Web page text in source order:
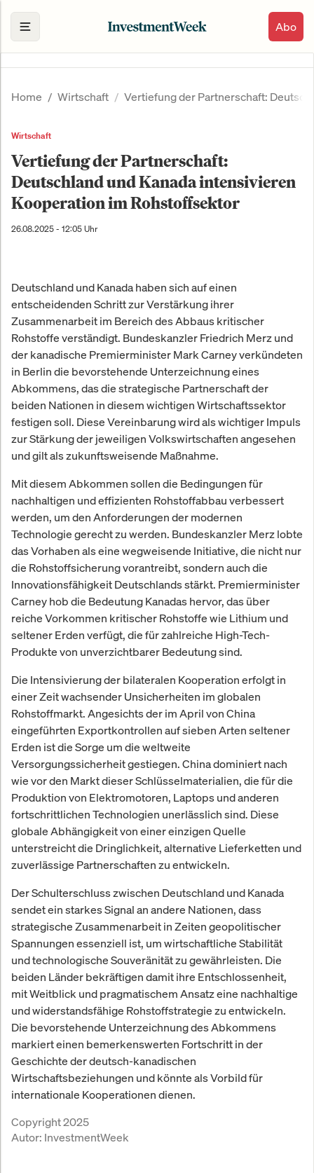
Abo
Home Wirtschaft Vertiefung der Partnerschaft:
Wirtschaft
Vertiefung der Partnerschaft:
Deutschland und Kanada intensivieren
Kooperation im Rohstoffsektor
26.08.2025 - 12:05 Uhr
Deutschland und Kanada haben sich auf einen
entscheidenden Schritt zur Verstärkung ihrer
Zusammenarbeit im Bereich des Abbaus kritischer
Rohstoffe verständigt. Bundeskanzler Friedrich Merz und
der kanadische Premierminister Mark Carney verkündeten
in Berlin die bevorstehende Unterzeichnung eines
Abkommens, das die strategische Partnerschaft der
beiden Nationen in diesem wichtigen Wirtschaftssektor
festigen soll. Diese Vereinbarung wird als wichtiger Impuls
zur Stärkung der jeweiligen Volkswirtschaften angesehen
und gilt als zukunftsweisende Maßnahme.
Mit diesem Abkommen sollen die Bedingungen für
nachhaltigen und effizienten Rohstoffabbau verbessert
werden, um den Anforderungen der modernen
Technologie gerecht zu werden. Bundeskanzler Merz lobte
das Vorhaben als eine wegweisende Initiative, die nicht nur
die Rohstoffsicherung vorantreibt, sondern auch die
Innovationsfähigkeit Deutschlands stärkt. Premierminister
Carney hob die Bedeutung Kanadas hervor, das über
reiche Vorkommen kritischer Rohstoffe wie Lithium und
seltener Erden verfügt, die für zahlreiche High-Tech-
Produkte von unverzichtbarer Bedeutung sind.
Die Intensivierung der bilateralen Kooperation erfolgt in
einer Zeit wachsender Unsicherheiten im globalen
Rohstoffmarkt. Angesichts der im April von China
eingeführten Exportkontrollen auf sieben Arten seltener
Erden ist die Sorge um die weltweite
Versorgungssicherheit gestiegen. China dominiert nach
wie vor den Markt dieser Schlüsselmaterialien, die für die
Produktion von Elektromotoren, Laptops und anderen
fortschrittlichen Technologien unerlässlich sind. Diese
globale Abhängigkeit von einer einzigen Quelle
unterstreicht die Dringlichkeit, alternative Lieferketten und
zuverlässige Partnerschaften zu entwickeln.
Der Schulterschluss zwischen Deutschland und Kanada
sendet ein starkes Signal an andere Nationen, dass
strategische Zusammenarbeit in Zeiten geopolitischer
Spannungen essenziell ist, um wirtschaftliche Stabilität
und technologische Souveränität zu gewährleisten. Die
beiden Länder bekräftigen damit ihre Entschlossenheit,
mit Weitblick und pragmatischem Ansatz eine nachhaltige
und widerstandsfähige Rohstoffstrategie zu entwickeln.
Die bevorstehende Unterzeichnung des Abkommens
markiert einen bemerkenswerten Fortschritt in der
Geschichte der deutsch-kanadischen
Wirtschaftsbeziehungen und könnte als Vorbild für
internationale Kooperationen dienen.
Copyright 2025
Autor: InvestmentWeek